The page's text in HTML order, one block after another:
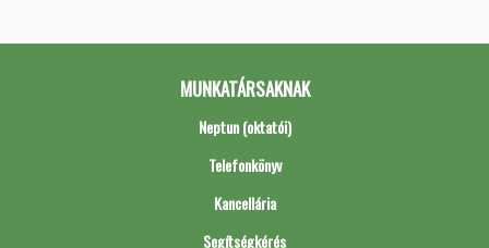
MUNKATÁRSAKNAK
Neptun (oktatói)
Telefonkönyv
Kancellária
Segítségkérés